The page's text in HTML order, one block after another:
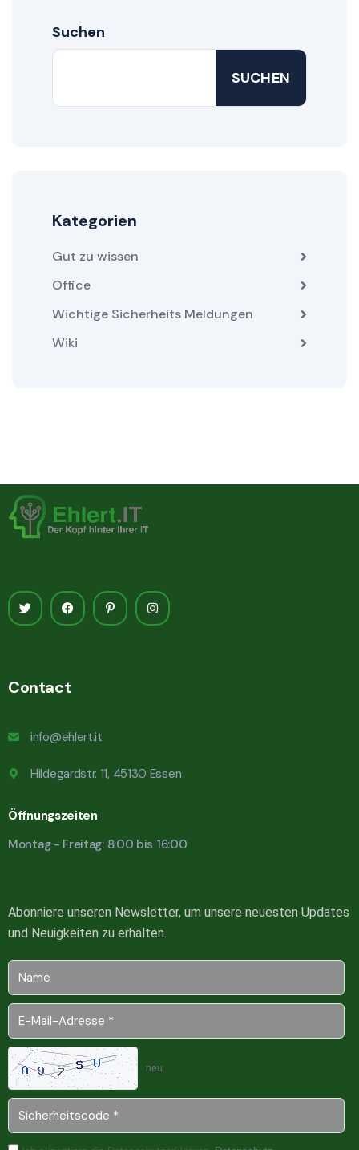
Suchen
SUCHEN
Kategorien
Gut zu wissen
Office
Wichtige Sicherheits Meldungen
Wiki
Contact
info@ehlert.it
Hildegardstr. 11, 45130 Essen
Öffnungszeiten
Montag - Freitag: 8:00 bis 16:00
Abonniere unseren Newsletter, um unsere neuesten Updates
und Neuigkeiten zu erhalten.
neu